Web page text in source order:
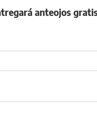
anteojos